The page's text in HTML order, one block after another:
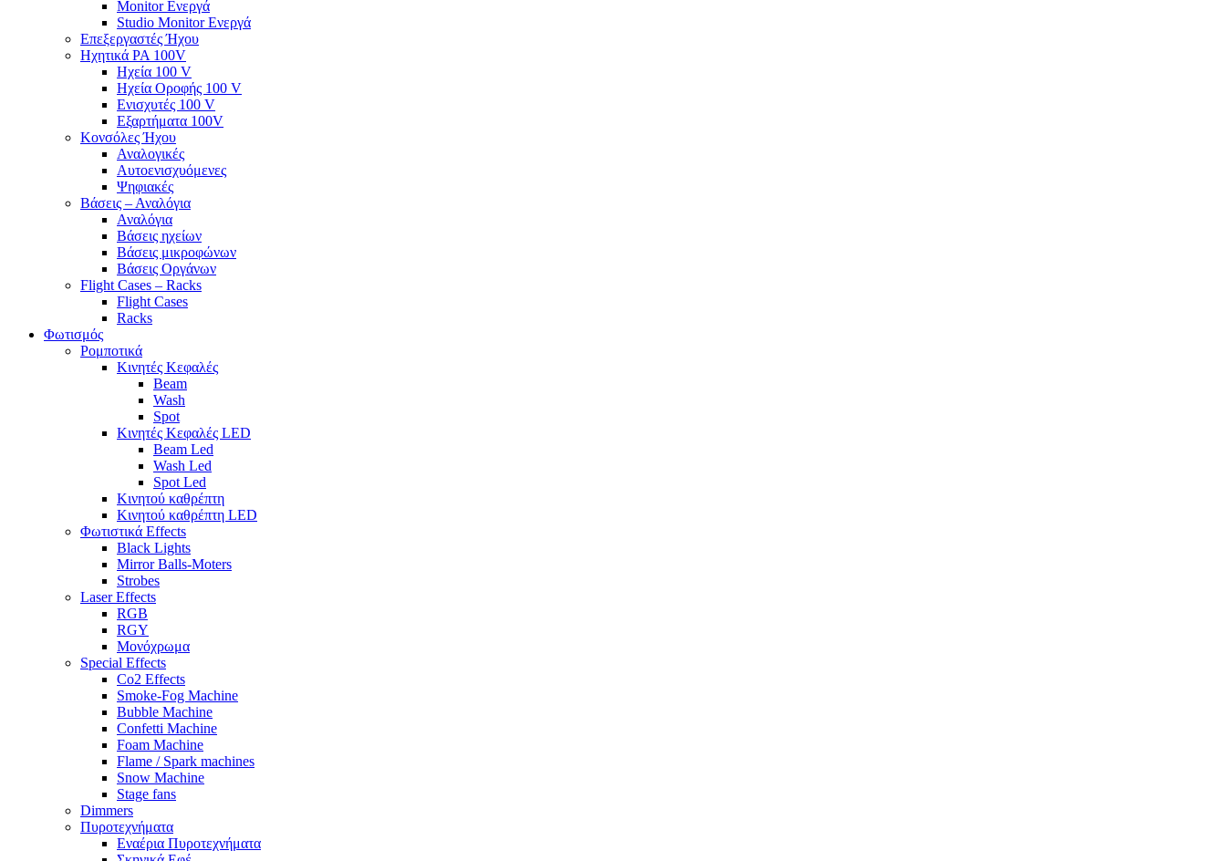
Monitor Ενεργά
Studio Monitor Ενεργά
Επεξεργαστές Ήχου
Ηχητικά PA 100V
Ηχεία 100 V
Ηχεία Οροφής 100 V
Ενισχυτές 100 V
Εξαρτήματα 100V
Κονσόλες Ήχου
Αναλογικές
Αυτοενισχυόμενες
Ψηφιακές
Βάσεις – Αναλόγια
Αναλόγια
Βάσεις ηχείων
Βάσεις μικροφώνων
Βάσεις Οργάνων
Flight Cases – Racks
Flight Cases
Racks
Φωτισμός
Ρομποτικά
Κινητές Κεφαλές
Beam
Wash
Spot
Κινητές Κεφαλές LED
Beam Led
Wash Led
Spot Led
Κινητού καθρέπτη
Κινητού καθρέπτη LED
Φωτιστικά Effects
Black Lights
Mirror Balls-Moters
Strobes
Laser Effects
RGB
RGY
Μονόχρωμα
Special Effects
Co2 Effects
Smoke-Fog Machine
Bubble Machine
Confetti Machine
Foam Machine
Flame / Spark machines
Snow Machine
Stage fans
Dimmers
Πυροτεχνήματα
Εναέρια Πυροτεχνήματα